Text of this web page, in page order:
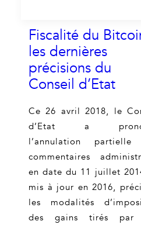
Fiscalité du
les dernières
précisions du
Conseil d’Etat
Ce 26 avril 2018, le
d’Etat a
l’annulation partielle
commentaires
en date du 11 juillet
mis à jour en 2016,
les modalités
des gains tirés par